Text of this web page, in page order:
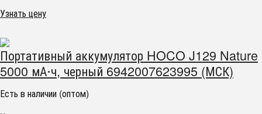
Узнать цену
Портативный аккумулятор HOCO J129 Nature
5000 мА⋅ч, черный 6942007623995 (МСК)
Есть в наличии (оптом)